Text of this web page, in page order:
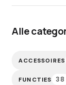
Alle
ACCESSOIRES
FUNCTIES 38